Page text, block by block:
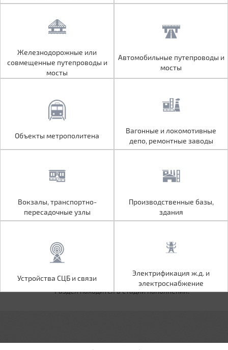
Железнодорожные или
совмещенные путепроводы и
мосты
Автомобильные путепроводы и
мосты
Вагонные и локомотивные
Вокзалы, транспортно-
пересадочные узлы
Производственные базы,
Электрификация ж.д. и
электроснабжение
Железнодорожные или
совмещенные путепроводы и
мосты
Автомобильные путепроводы и
мосты
Объекты метрополитена
Вагонные и локомотивные
депо, ремонтные заводы
Вокзалы, транспортно-
пересадочные узлы
Производственные базы,
здания
Устройства СЦБ и связи
Электрификация ж.д. и
электроснабжение
Раздел находится в стадии наполнения.